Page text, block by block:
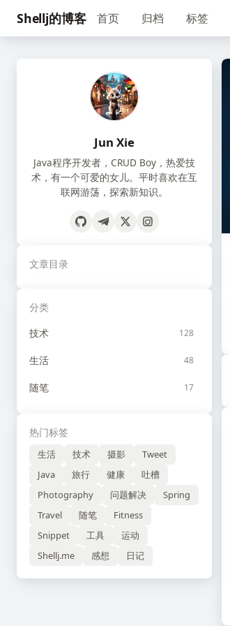
Shellj的博客 首页 归档 标签
Jun Xie
Java程序开发者，CRUD Boy，热爱技
术，有一个可爱的女儿。平时喜欢在互
联网游荡，探索新知识。
文章目录
分类
技术
128
生活 48
随笔 17
热门标签
生活 技术 摄影
Tweet
Java
旅行 健康
吐槽
Photography
问题解决
Spring
Travel
随笔
Fitness
Snippet
工具
运动
Shellj.me
感想 日记